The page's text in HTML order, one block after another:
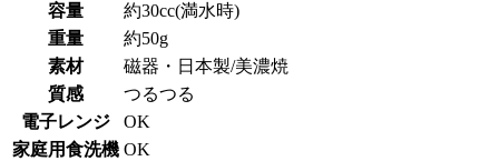
容量
約30cc(満水時)
重量
約50g
素材
磁器・日本製/美濃焼
質感
つるつる
電子レンジ
OK
家庭用食洗機 OK